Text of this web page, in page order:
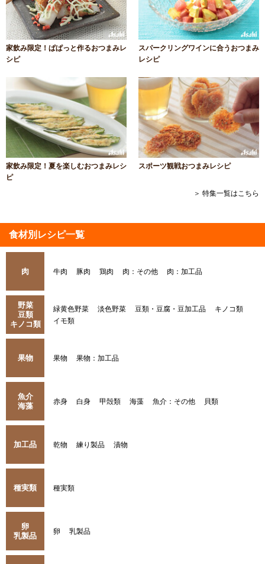
家飲み限定！ぱぱっと作るおつまみレ
シピ
スパークリングワインに合うおつまみ
レシピ
家飲み限定！夏を楽しむおつまみレシ
ピ
スポーツ観戦おつまみレシピ
＞ 特集一覧はこちら
食材別レシピ一覧
肉 牛肉 豚肉 鶏肉 肉：その他 肉：加工品
野菜
豆類
キノコ類
緑黄色野菜 淡色野菜 豆類・豆腐・豆加工品
キノコ類
イモ類
果物 果物 果物：加工品
魚介
海藻
赤身 白身 甲殻類 海藻 魚介：その他 貝類
加工品 乾物 練り製品 漬物
種実類 種実類
卵
乳製品
卵 乳製品